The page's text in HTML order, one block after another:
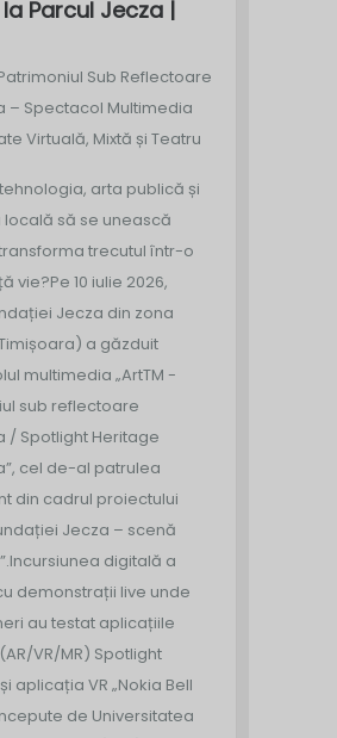
la Parcul Jecza |
Sub Reflectoare
– Spectacol Multimedia
Virtuală, Mixtă și Teatru
arta publică și
să se unească
trecutul într-o
vie?Pe 10 iulie 2026,
Jecza din zona
a găzduit
multimedia „ArtTM -
sub reflectoare
/ Spotlight Heritage
cel de-al patrulea
din cadrul proiectului
Jecza – scenă
Incursiunea digitală a
demonstrații live unde
au testat aplicațiile
VR/MR) Spotlight
aplicația VR „Nokia Bell
de Universitatea